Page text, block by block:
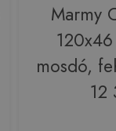
Marmy
mosdó,
12